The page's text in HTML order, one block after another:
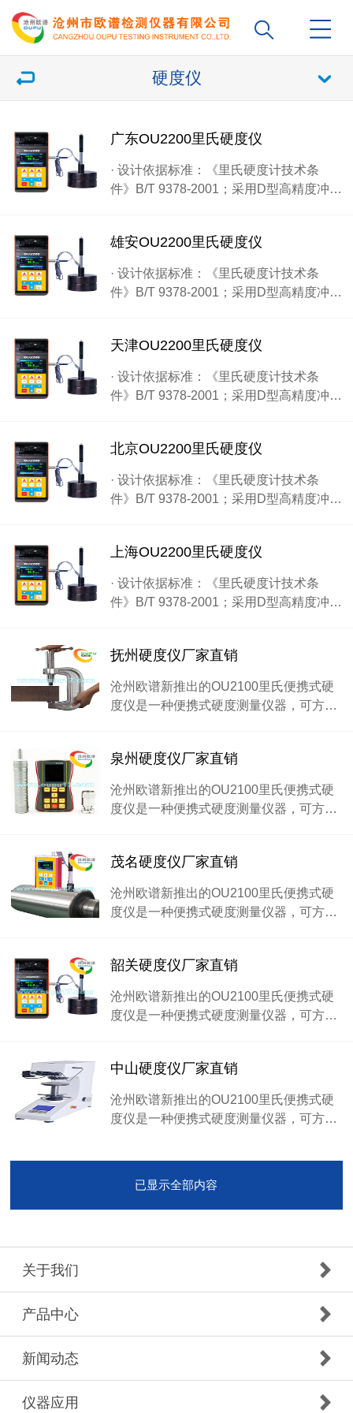
硬度仪
广东OU2200里氏硬度仪
· 设计依据标准：《里氏硬度计技术条
件》B/T 9378-2001；采用D型高精度冲…
雄安OU2200里氏硬度仪
· 设计依据标准：《里氏硬度计技术条
件》B/T 9378-2001；采用D型高精度冲…
天津OU2200里氏硬度仪
· 设计依据标准：《里氏硬度计技术条
件》B/T 9378-2001；采用D型高精度冲…
北京OU2200里氏硬度仪
· 设计依据标准：《里氏硬度计技术条
件》B/T 9378-2001；采用D型高精度冲…
上海OU2200里氏硬度仪
· 设计依据标准：《里氏硬度计技术条
件》B/T 9378-2001；采用D型高精度冲…
抚州硬度仪厂家直销
沧州欧谱新推出的OU2100里氏便携式硬
度仪是一种便携式硬度测量仪器，可方…
泉州硬度仪厂家直销
沧州欧谱新推出的OU2100里氏便携式硬
度仪是一种便携式硬度测量仪器，可方…
茂名硬度仪厂家直销
沧州欧谱新推出的OU2100里氏便携式硬
度仪是一种便携式硬度测量仪器，可方…
韶关硬度仪厂家直销
沧州欧谱新推出的OU2100里氏便携式硬
度仪是一种便携式硬度测量仪器，可方…
中山硬度仪厂家直销
沧州欧谱新推出的OU2100里氏便携式硬
度仪是一种便携式硬度测量仪器，可方…
已显示全部内容
关于我们
产品中心
新闻动态
仪器应用